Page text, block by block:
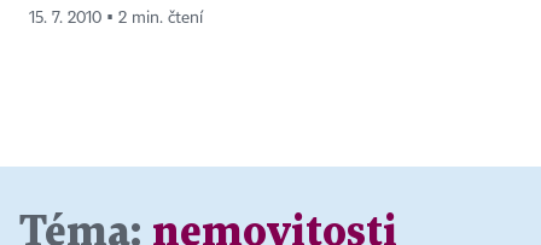
15. 7. 2010 ▪ 2 min. čtení
Téma: nemovitosti